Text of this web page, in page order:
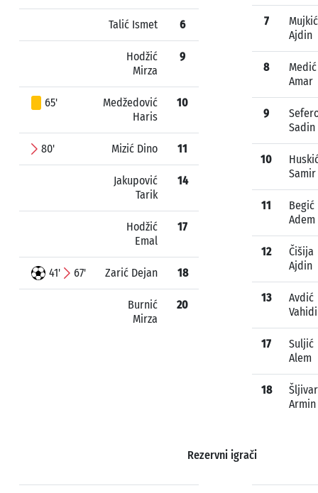
Talić Ismet 6
Hodžić
Mirza
9
65'
Medžedović
Haris
10
80' Mizić Dino 11
Jakupović
Tarik
14
Hodžić
Emal
17
41' 67' Zarić Dejan 18
Burnić
Mirza
20
7
Mujkić
Ajdin
8
Medić
Amar
9
Sadin
10
Samir
11
Begić
Adem
12
Čišija
Ajdin
13
Avdić
17
Suljić
Alem
18
Šljivar
Armin
Rezervni igrači